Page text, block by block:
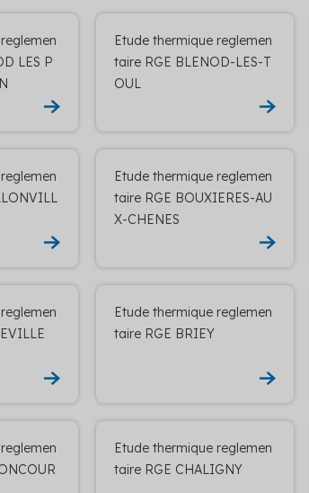
LES P
Etude thermique reglemen
taire RGE BLENOD-LES-T
OUL
Etude thermique reglemen
taire RGE BOUXIERES-AU
X-CHENES
Etude thermique reglemen
taire RGE BRIEY
Etude thermique reglemen
taire RGE CHALIGNY